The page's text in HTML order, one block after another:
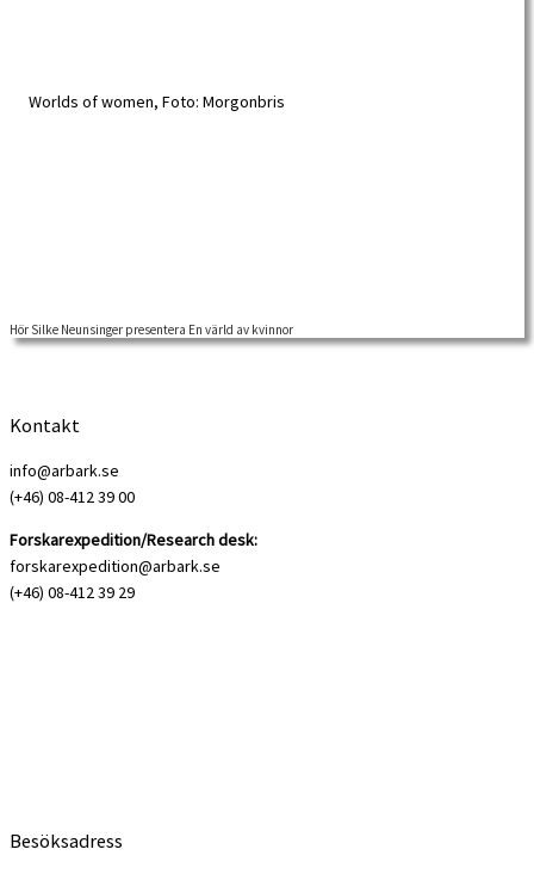
Den svenska arbetarrörelsen är väl dokumenterad, men kvinnornas roll inom
Hör Silke Neunsinger presentera En värld av kvinnor
Kontakt
info@arbark.se
(+46) 08-412 39 00
Forskarexpedition/Research desk:
forskarexpedition@arbark.se
(+46) 08-412 39 29
Besöksadress